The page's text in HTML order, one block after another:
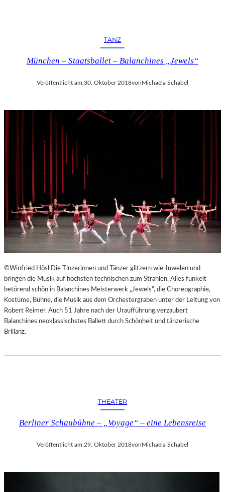
TANZ
München – Staatsballet – Balanchines „Jewels“
Veröffentlicht am:30. Oktober 2018vonMichaela Schabel
©Winfried Hösl Die Tlnzerinnen und Tänzer glitzern wie Juwelen und
bringen die Musik auf höchsten technischen zum Strahlen. Alles funkelt
betörend schön in Balanchines Meisterwerk „Jewels“, die Choreographie,
Kostüme, Bühne, die Musik aus dem Orchestergraben unter der Leitung von
Robert Reimer. Auch 51 Jahre nach der Uraufführung.verzaubert
Balanchines neoklassischstes Ballett durch Schönheit und tänzerische
Brillanz.
THEATER
Berliner Schaubühne – „Voyage“ – eine Lebensreise
Veröffentlicht am:29. Oktober 2018vonMichaela Schabel